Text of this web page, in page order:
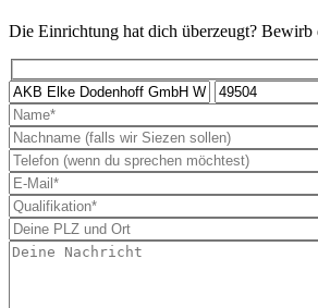
Die Einrichtung hat dich überzeugt?